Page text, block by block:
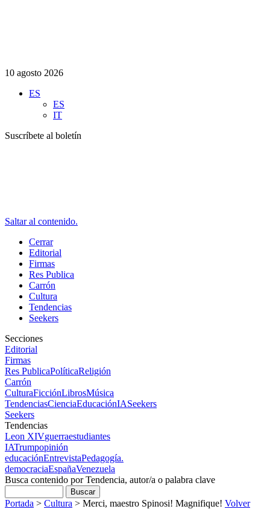
10 agosto 2026
ES
ES
IT
Suscríbete al boletín
Saltar al contenido.
Cerrar
Editorial
Firmas
Res Publica
Carrón
Cultura
Tendencias
Seekers
Secciones
Editorial
Firmas
Res PublicaPolíticaReligión
Carrón
CulturaFicciónLibrosMúsica
TendenciasCienciaEducaciónIASeekers
Seekers
Tendencias
Leon XIVguerraestudiantes
IATrumpopinión
educaciónEntrevistaPedagogía.
democraciaEspañaVenezuela
Busca contenido por Tendencia, autor/a o palabra clave
Portada > Cultura > Merci, maestro Spinosi! Magnifique! Volver